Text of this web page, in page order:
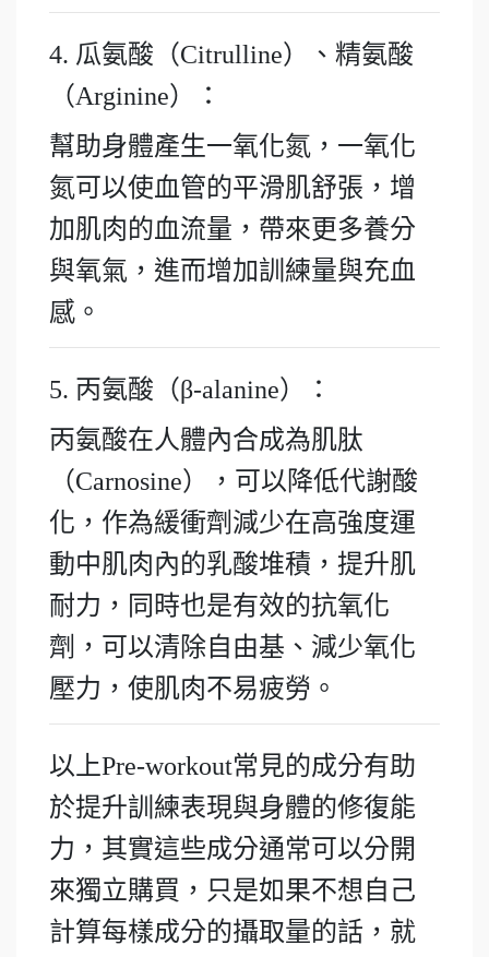
4. 瓜氨酸（Citrulline）、精氨酸
（Arginine）：
幫助身體產生一氧化氮，一氧化
氮可以使血管的平滑肌舒張，增
加肌肉的血流量，帶來更多養分
與氧氣，進而增加訓練量與充血
感。
5. 丙氨酸（β-alanine）：
丙氨酸在人體內合成為肌肽
（Carnosine），可以降低代謝酸
化，作為緩衝劑減少在高強度運
動中肌肉內的乳酸堆積，提升肌
耐力，同時也是有效的抗氧化
劑，可以清除自由基、減少氧化
壓力，使肌肉不易疲勞。
以上Pre-workout常見的成分有助
於提升訓練表現與身體的修復能
力，其實這些成分通常可以分開
來獨立購買，只是如果不想自己
計算每樣成分的攝取量的話，就